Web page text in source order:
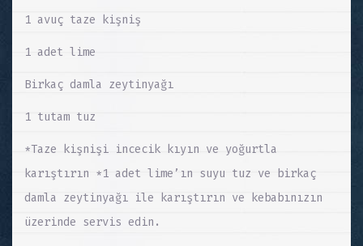
1 avuç taze kişniş
1 adet lime
Birkaç damla zeytinyağı
1 tutam tuz
*Taze kişnişi incecik kıyın ve yoğurtla
karıştırın *1 adet lime’ın suyu tuz ve birkaç
damla zeytinyağı ile karıştırın ve kebabınızın
üzerinde servis edin.